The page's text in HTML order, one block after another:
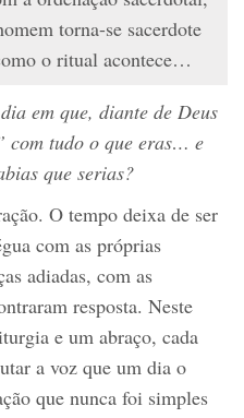
torna-se sacerdote
o ritual acontece…
em que, diante de Deus
com tudo o que eras… e
que serias?
O tempo deixa de ser
com as próprias
adiadas, com as
resposta. Neste
e um abraço, cada
a voz que um dia o
que nunca foi simples